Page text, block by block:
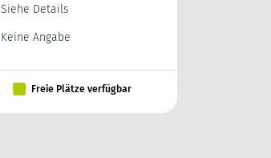
Siehe Details
Keine Angabe
Freie Plätze verfügbar